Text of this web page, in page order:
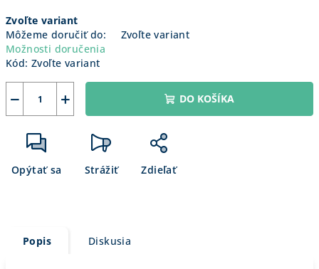
cena:
Zvoľte variant
Môžeme doručiť do:
Zvoľte variant
Možnosti doručenia
Kód: Zvoľte variant
+
− DO KOŠÍKA
Opýtať sa Strážiť Zdieľať
Popis Diskusia